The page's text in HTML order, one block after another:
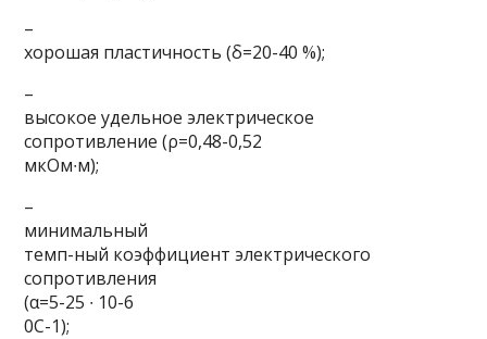
–
хорошая пластичность (δ=20-40 %);
–
высокое удельное электрическое
сопротивление (ρ=0,48-0,52
мкОм∙м);
–
минимальный
темп-ный коэффициент электрического
сопротивления
(α=5-25 ∙ 10-6
0С-1);